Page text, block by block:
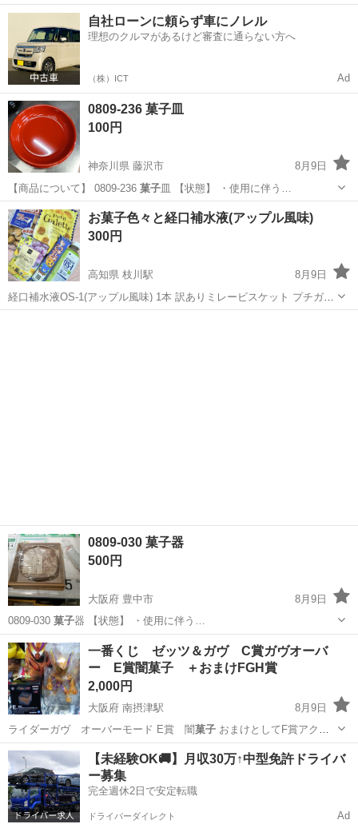
一枚1500～20…
東京 港区 食器 菓子
自社ローンに頼らず車にノレル
理想のクルマがあるけど審査に通らない方へ
（株）ICT Ad
0809-236 菓子皿
100円
神奈川県 藤沢市
8月9日
【商品について】 0809-236 菓子 皿 【状態】 ・使用に伴う…
神奈川 藤沢市 食器 菓子
お菓子色々と経口補水液(アップル風味)
300円
高知県 枝川駅
8月9日
経口補水液OS-1(アップル風味) 1本 訳ありミレービスケット プチガレ
ット ブルボンプチうましおプレッツェル くら寿司限定アソートぶどう
0809-030 菓子器
500円
大阪府 豊中市
8月9日
0809-030 菓子 器 【状態】 ・使用に伴う…
大阪 豊中市 食器 菓子
一番くじ ゼッツ＆ガヴ C賞ガヴオーバ
ー E賞闇菓子 ＋おまけFGH賞
2,000円
大阪府 南摂津駅
8月9日
ライダーガヴ オーバーモード E賞 闇菓子おまけとしてF賞アクリ
ルスタンド×…
大阪 摂津市 南摂津駅 フィギュア
【未経験OK🚚】月収30万↑中型免許ドライバ
ー募集
完全週休2日で安定転職
ドライバーダイレクト Ad